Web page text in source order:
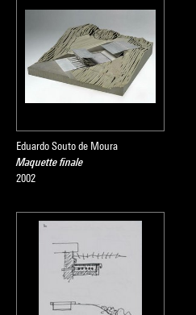
Eduardo Souto de Moura
Maquette finale
2002